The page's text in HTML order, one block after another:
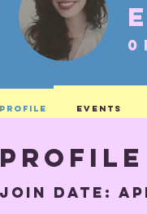
Profile
Join date:
0
Profile Events